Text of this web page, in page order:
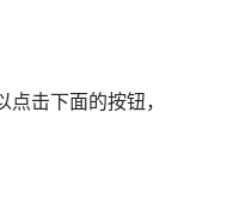
击下面的按钮，